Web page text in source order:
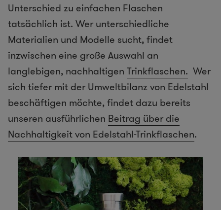
Unterschied zu einfachen Flaschen
tatsächlich ist. Wer unterschiedliche
Materialien und Modelle sucht, findet
inzwischen eine große Auswahl an
langlebigen, nachhaltigen Trinkflaschen. Wer
sich tiefer mit der Umweltbilanz von Edelstahl
beschäftigen möchte, findet dazu bereits
unseren ausführlichen Beitrag über die
Nachhaltigkeit von Edelstahl-Trinkflaschen.